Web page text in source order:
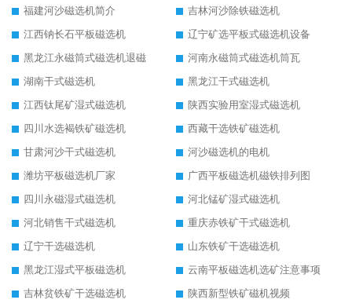
福建河沙磁选机简介
吉林河沙除铁磁选机
江西钠长石平板磁选机
辽宁矿选平板式磁选机设备
黑龙江永磁筒式磁选机退磁
河南永磁筒式磁选机筒瓦
湖南干式磁选机
黑龙江干式磁选机
江西钛尾矿湿式磁选机
陕西实验用室湿式磁选机
四川水选褐铁矿磁选机
西藏干选铁矿磁选机
甘肃河沙干式磁选机
河沙磁选机的电机
潍坊平板磁选机厂家
广西平板磁选机磁铁排列图
四川永磁湿式磁选机
河北锰矿湿式磁选机
河北销售干式磁选机
重庆赤铁矿干式磁选机
辽宁干选磁选机
山东铁矿干选磁选机
黑龙江湿式平板磁选机
云南平板磁选机选矿注意事项
吉林贫铁矿干选磁选机
陕西新型铁矿磁机视频